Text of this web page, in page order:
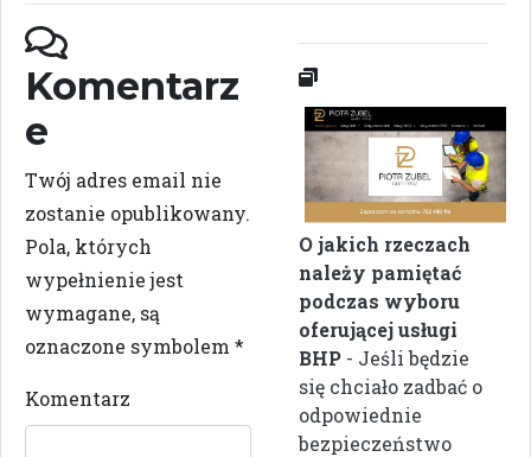
Komentarz
e
Twój adres email nie
zostanie opublikowany.
Pola, których
wypełnienie jest
wymagane, są
oznaczone symbolem *
Komentarz
O jakich rzeczach
należy pamiętać
podczas wyboru
oferującej usługi
BHP - Jeśli będzie
się chciało zadbać o
odpowiednie
bezpieczeństwo